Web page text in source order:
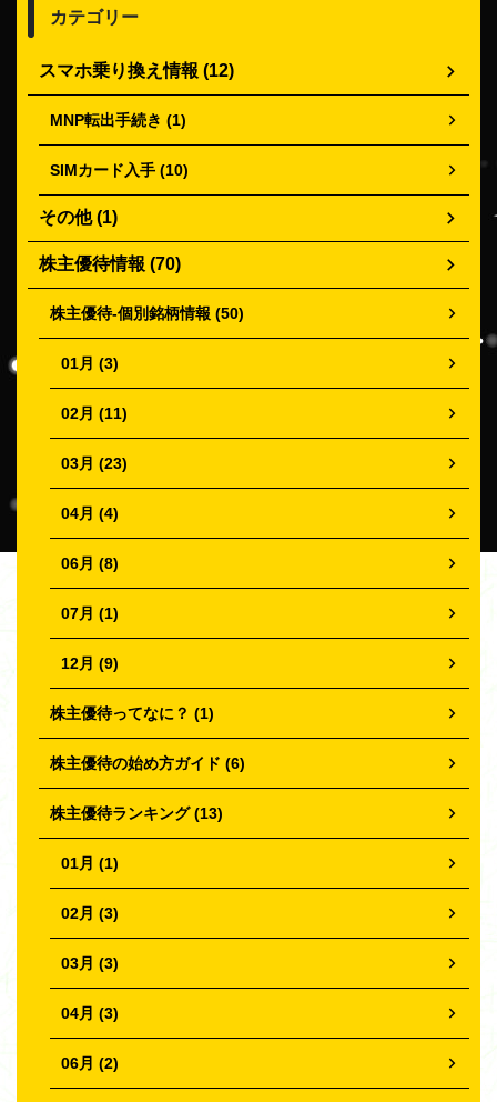
カテゴリー
スマホ乗り換え情報 (12)
MNP転出手続き (1)
SIMカード入手 (10)
その他 (1)
株主優待情報 (70)
株主優待-個別銘柄情報 (50)
01月 (3)
02月 (11)
03月 (23)
04月 (4)
06月 (8)
07月 (1)
12月 (9)
株主優待ってなに？ (1)
株主優待の始め方ガイド (6)
株主優待ランキング (13)
01月 (1)
02月 (3)
03月 (3)
04月 (3)
06月 (2)